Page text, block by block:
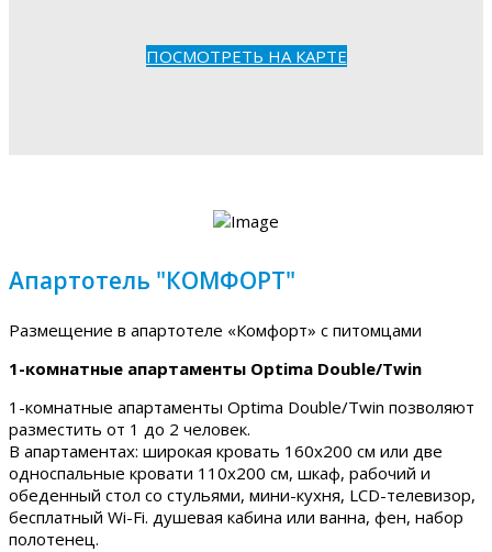
ПОСМОТРЕТЬ НА КАРТЕ
Апартотель "КОМФОРТ"
Размещение в апартотеле «Комфорт» с питомцами
1-комнатные апартаменты Optima Double/Twin
1-комнатные апартаменты Optima Double/Twin позволяют
разместить от 1 до 2 человек.
В апартаментах: широкая кровать 160х200 см или две
односпальные кровати 110х200 см, шкаф, рабочий и
обеденный стол со стульями, мини-кухня, LCD-телевизор,
бесплатный Wi-Fi. душевая кабина или ванна, фен, набор
полотенец.